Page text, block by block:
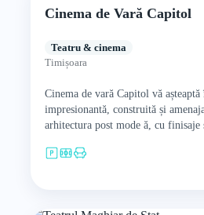
Cinema de Vară Capitol
Teatru & cinema
Timișoara
Cinema de vară Capitol vă
impresionantă, construită și
arhitectura post mode ă, cu finisaje